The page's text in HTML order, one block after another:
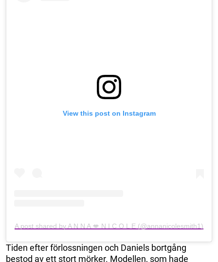
View this post on Instagram
A post shared by A N N A 💋 N I C O L E (@annanicolesmith1)
Tiden efter förlossningen och Daniels bortgång
bestod av ett stort mörker. Modellen, som hade